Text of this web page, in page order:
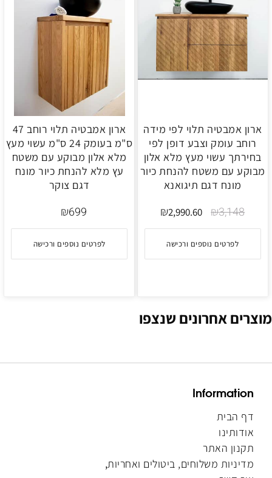
ארון אמבטיה תלוי לפי מידה
רוחב עומק וצבע דופן לפי
בחירתך עשוי מעץ מלא אלון
מבוקע עם משטח להנחת כיור
מונח דגם תיגואנא
₪3,148
₪2,990.60
לפרטים נוספים ורכישה
ארון אמבטיה תלוי רוחב 47
ס"מ בעומק 24 ס"מ עשוי מעץ
מלא אלון מבוקע עם משטח
עץ מלא להנחת כיור מונח
דגם צוקר
₪699
לפרטים נוספים ורכישה
מוצרים אחרונים שנצפו
Information
דף הבית
אודותינו
תקנון האתר
מדיניות משלוחים, ביטולים ואחריות,